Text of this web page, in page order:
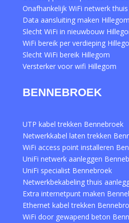
Onafhankelijk WiFi netwerk
Data aansluiting maken Hillegom
Slecht WiFi in nieuwbouw
WiFi bereik per verdieping
Slecht WiFi bereik Hillegom
Versterker voor wifi Hillegom
BENNEBROEK
UTP kabel trekken Bennebroek
Netwerkkabel laten trekken
WiFi access point installeren
UniFi netwerk aanleggen
UniFi specialist Bennebroek
Netwerkbekabeling thuis
Extra internetpunt maken
Ethernet kabel trekken
WiFi door gewapend beton